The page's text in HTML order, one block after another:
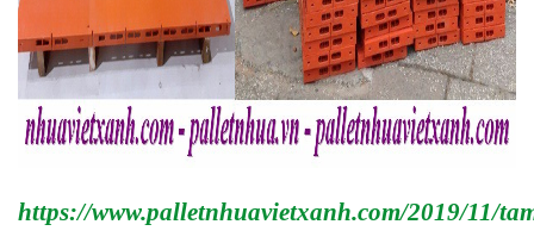
https://www.palletnhuavietxanh.com/2019/11/